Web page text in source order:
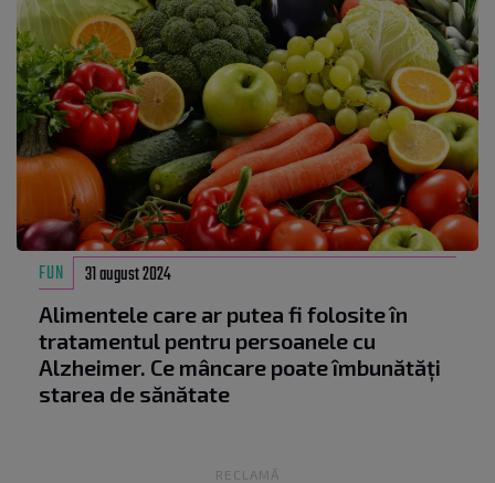
FUN 31 august 2024
Alimentele care ar putea fi folosite în
tratamentul pentru persoanele cu
Alzheimer. Ce mâncare poate îmbunătăți
starea de sănătate
RECLAMĂ